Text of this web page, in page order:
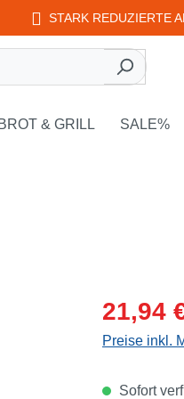
STARK REDUZIERTE
& GRILL SALE%
21,94
Preise inkl.
Sofort